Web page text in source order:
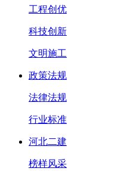
工程创优
科技创新
文明施工
政策法规
法律法规
行业标准
河北二建
榜样风采